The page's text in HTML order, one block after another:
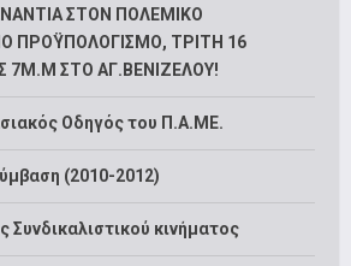
ΣΤΟΝ ΠΟΛΕΜΙΚΟ
ΠΡΟΫΠΟΛΟΓΙΣΜΟ, ΤΡΙΤΗ 16
7Μ.Μ ΣΤΟ ΑΓ.ΒΕΝΙΖΕΛΟΥ!
Οδηγός του Π.Α.ΜΕ.
(2010-2012)
Συνδικαλιστικού κινήματος